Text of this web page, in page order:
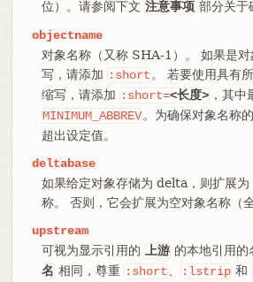
位）。请参阅下文 注意事项 部分关于
objectname
对象名称（又称 SHA-1）。 如果是
写，请添加 :short 。 若要使用具有
缩写，请添加 :short=<长度> ，其中
MINIMUM_ABBREV。为确保对象名称
超出设定值。
deltabase
如果给定对象存储为 delta，则扩展
称。 否则，它会扩展为空对象名称（
upstream
可视为显示引用的 上游 的本地引用的
名 相同，尊重 :short :lstrip 和